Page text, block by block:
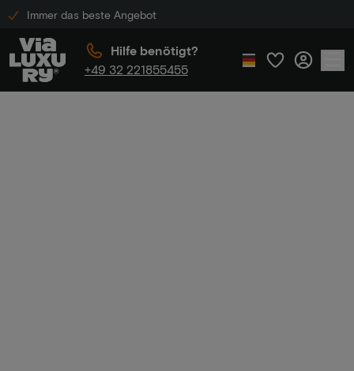
Immer das beste Angebot
Hilfe benötigt?
+49 32 221855455